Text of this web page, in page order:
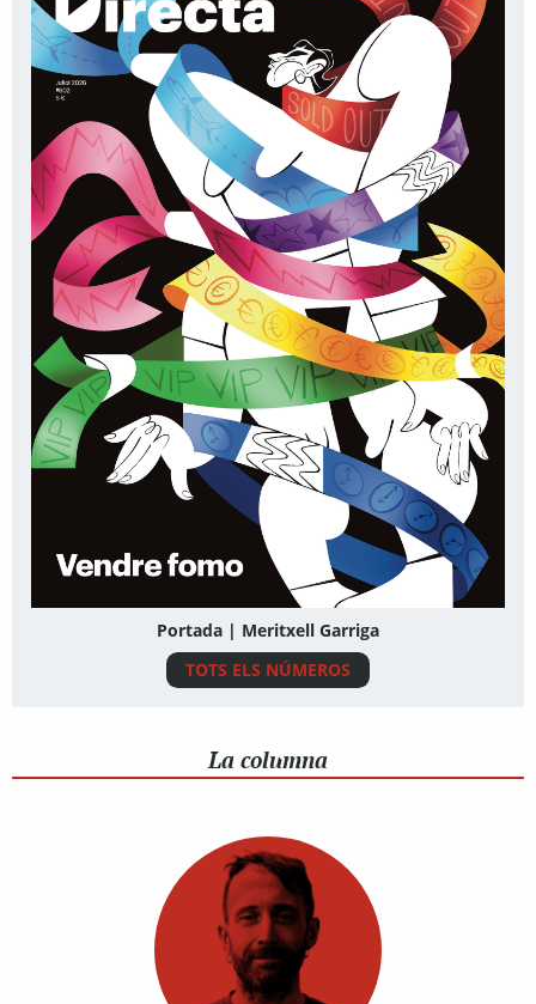
Portada | Meritxell Garriga
TOTS ELS NÚMEROS
La columna